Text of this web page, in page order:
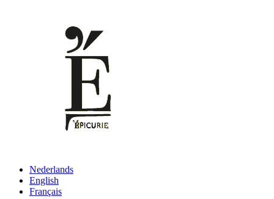
Nederlands
English
Français